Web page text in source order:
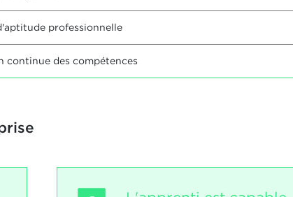
professionnelle
continue des compétences